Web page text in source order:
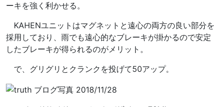
ーキを強く利かせる。
KAHENユニットはマグネットと遠心の両方の良い部分を
採用しており、雨でも遠心的なブレーキが掛かるので安定
したブレーキが得られるのがメリット。
で、グリグリとクランクを投げて50アップ。